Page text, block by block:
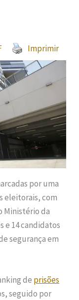
Imprimir
por uma
eleitorais, com
Ministério da
e 14 candidatos
segurança em
de prisões
seguido por